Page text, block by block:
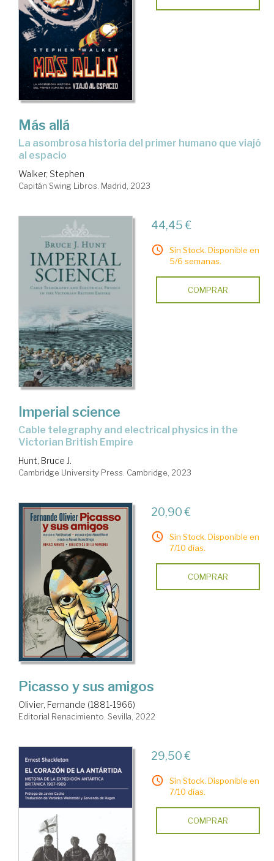
Más allá
La asombrosa historia del primer humano que viajó
al espacio
Walker, Stephen
Capitán Swing Libros. Madrid, 2023
44,45 €
Sin Stock. Disponible en
5/6 semanas.
COMPRAR
Imperial science
cable telegraphy and electrical physics in the
Victorian British Empire
Hunt, Bruce J.
Cambridge University Press. Cambridge, 2023
20,90 €
Sin Stock. Disponible en
7/10 días.
COMPRAR
Picasso y sus amigos
Olivier, Fernande (1881-1966)
Editorial Renacimiento. Sevilla, 2022
29,50 €
Sin Stock. Disponible en
7/10 días.
COMPRAR